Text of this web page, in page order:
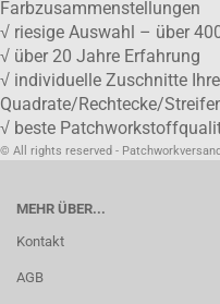
Farbzusammenstellungen
√ riesige Auswahl – über
√ über 20 Jahre Erfahrung
√ individuelle Zuschnitte
Quadrate/Rechtecke/
√ beste
© All rights reserved -
MEHR ÜBER...
Kontakt
AGB